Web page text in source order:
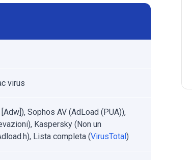
virus
Sophos AV (AdLoad (PUA)),
Kaspersky (Non un
Lista completa (VirusTotal)